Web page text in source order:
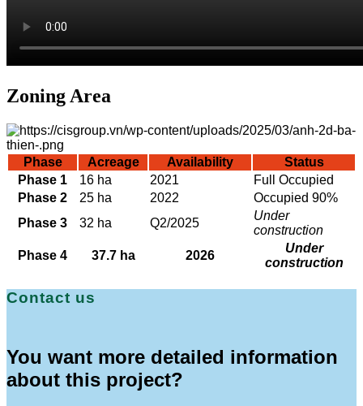
Zoning Area
Phase Acreage Availability
Status
Phase 1
16 ha 2021
Full Occupied
Phase 2
25 ha 2022
Occupied 90%
Phase 3
32 ha Q2/2025
Under
construction
Phase 4
37.7 ha 2026
Under
construction
Contact us
You want more detailed information
about this project?